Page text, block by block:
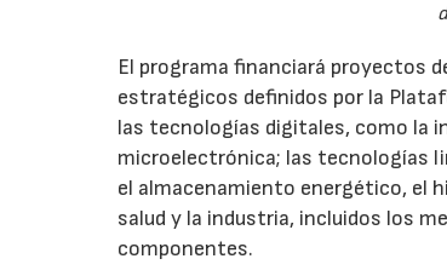
El programa financiará proyectos
estratégicos definidos por la
las tecnologías digitales, como la
microelectrónica; las tecnologías
el almacenamiento energético, el
salud y la industria, incluidos los
componentes.